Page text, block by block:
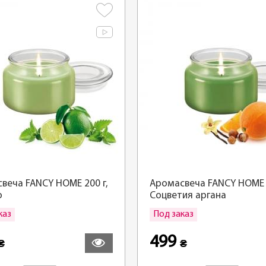
FANCY HOME 200 г,
Аромасвеча FANCY HOME
Соцветия аргана
Под заказ
499 ₴